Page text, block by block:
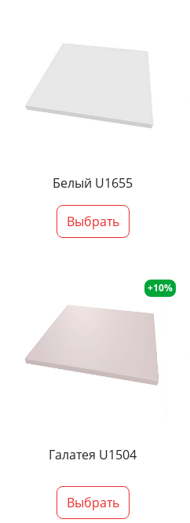
Белый U1655
Выбрать
+10%
Галатея U1504
Выбрать